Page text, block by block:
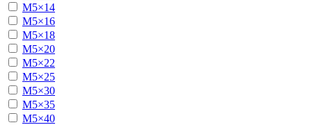
М5×14
М5×16
М5×18
М5×20
М5×22
М5×25
М5×30
М5×35
М5×40